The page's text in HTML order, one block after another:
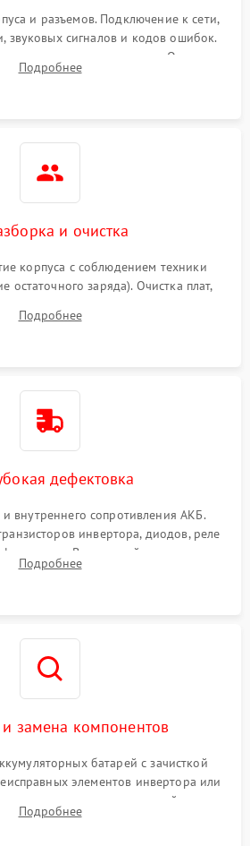
и разъемов. Подключение к сети,
звуковых сигналов и кодов ошибок.
и выходного напряжения. Оценка
основного питания без
Подробнее
и очистка
корпуса с соблюдением техники
остаточного заряда). Очистка плат,
перегрева и замыканий.
Подробнее
дефектовка
внутреннего сопротивления АКБ.
инвертора, диодов, реле
Визуальный поиск вздутых
и прогаров на печатной плате.
Подробнее
замена компонентов
батарей с зачисткой
элементов инвертора или
и монтаж новых радиодеталей.
токоведущих дорожек и
Подробнее